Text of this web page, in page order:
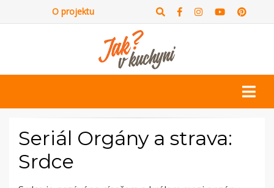
O projektu
Seriál Orgány a strava:
Srdce